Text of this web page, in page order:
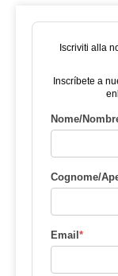
Iscriviti alla
Inscríbete a
Nome/
Cognome/
Email*